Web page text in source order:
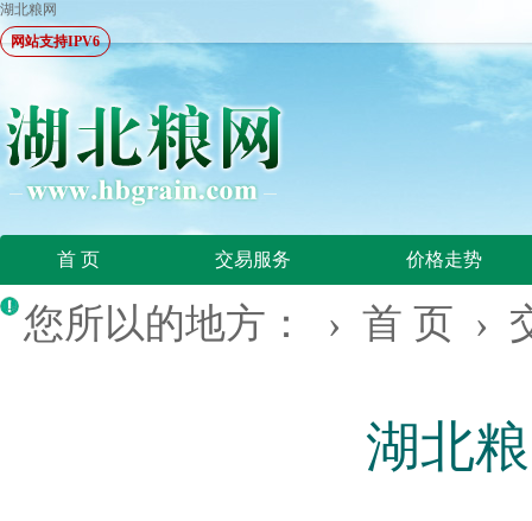
湖北粮网
网站支持IPV6
首 页 交易服务 价格走势
您所以的地方： › 首 页 ›
湖北